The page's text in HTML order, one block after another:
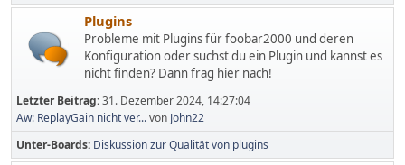
Plugins
Probleme mit Plugins für foobar2000 und deren
Konfiguration oder suchst du ein Plugin und kannst es
nicht finden? Dann frag hier nach!
Letzter Beitrag:31. Dezember 2024, 14:27:04
Aw: ReplayGain nicht ver...von John22
Unter-Boards Diskussion zur Qualität von plugins